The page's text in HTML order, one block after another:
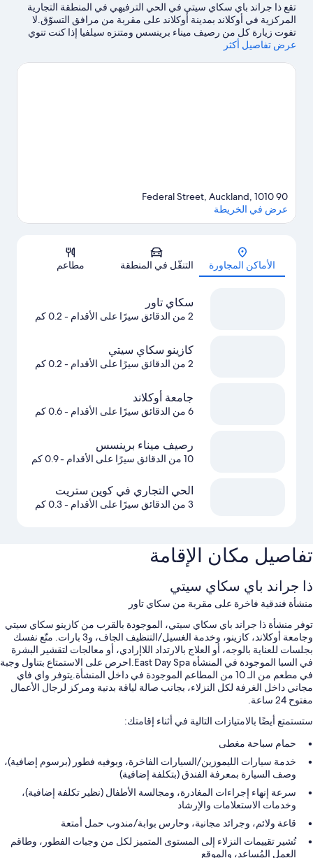
تقع ذا جراند باي سكاي سيتي في الحي الترفيهي في المنطقة التجارية
المركزية في أوكلاند بمدينة أوكلاند على مقربة من مرافق التسوّق.لا
تفوت زيارة كل من رصيف ميناء برينسس ومتنزه سيلفيا إذا كنت تنوي
التسوق، بينما يُمكن لأولئك الذين يرغبون في اكتشاف مناطق الجذب
بحضور حدث أو مشاهدة مباراة؟ شاهد ما يجري في حلبة سبارك أو
عرض تفاصيل أكثر
الخريطة
90 Federal Street, Auckland, 1010
عرض في الخريطة
الأماكن المجاورة التنقّل في المنطقة مطاعم
سكاي تاور
2 من الدقائق سيرًا على الأقدام - 0.2 كم
كازينو سكاي سيتي
2 من الدقائق سيرًا على الأقدام - 0.2 كم
جامعة أوكلاند
6 من الدقائق سيرًا على الأقدام - 0.6 كم
رصيف ميناء برينسس
10 من الدقائق سيرًا على الأقدام - 0.9 كم
الحي التجاري في كوين ستريت
3 من الدقائق سيرًا على الأقدام - 0.3 كم
تفاصيل مكان الإقامة
ذا جراند باي سكاي سيتي
منشأة فندقية فاخرة على مقربة من سكاي تاور
توفر منشأة ذا جراند باي سكاي سيتي، الموجودة بالقرب من كازينو سكاي سيتي
وجامعة أوكلاند، كازينو، وخدمة الغسيل/التنظيف الجاف، و3 بارات. متّع نفسك
بجلسات للعناية بالوجه، أو العلاج بالارتداد اللاإرادي، أو معالجات لتقشير البشرة
في السبا الموجودة في المنشأة East Day Spa.احرص على الاستمتاع بتناول وجبة
في مطعم من الـ 10 من المطاعم الموجودة في داخل المنشأة.يتوفر واي فاي
مجاني داخل الغرفة لكل النزلاء، بجانب صالة لياقة بدنية ومركز لرجال الأعمال
مفتوح 24 ساعة.
ستستمتع أيضًا بالامتيازات التالية في أثناء إقامتك:
حمام سباحة مغطى
خدمة سيارات الليموزين/السيارات الفاخرة، وبوفيه فطور (برسوم إضافية)،
وصف السيارة بمعرفة الفندق (بتكلفة إضافية)
سرعة إنهاء إجراءات المغادرة، ومجالسة الأطفال (نظير تكلفة إضافية)،
وخدمات الاستعلامات والإرشاد
قاعة ولائم، وجرائد مجانية، وحارس بوابة/مندوب حمل أمتعة
تُشير تقييمات النزلاء إلى المستوى المتميز لكل من وجبات الفطور، وطاقم
العمل المُساعد، والموقع